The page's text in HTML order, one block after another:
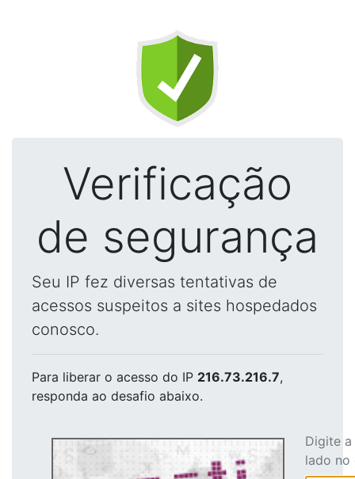
Verificação
de segurança
Seu IP fez diversas tentativas de
acessos suspeitos a sites hospedados
conosco.
Para liberar o acesso do IP 216.73.216.7,
responda ao desafio abaixo.
Digite
lado no